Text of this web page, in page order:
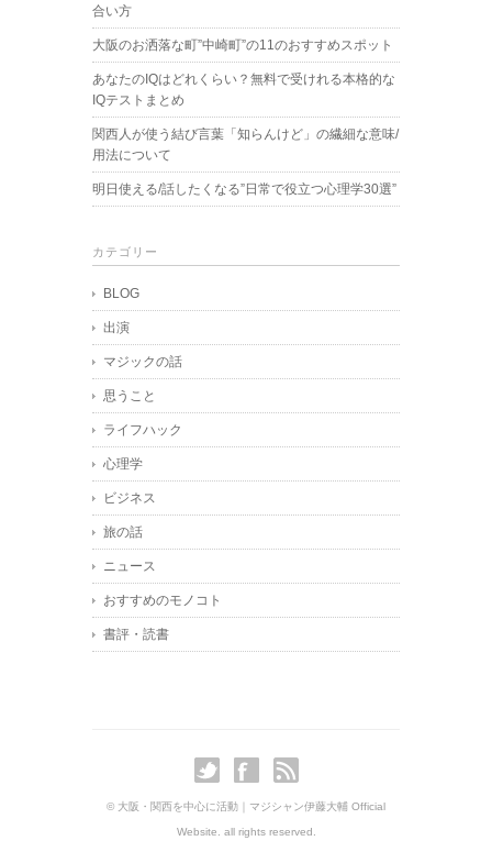
合い方
大阪のお洒落な町”中崎町”の11のおすすめスポット
あなたのIQはどれくらい？無料で受けれる本格的な
IQテストまとめ
関西人が使う結び言葉「知らんけど」の繊細な意味/
用法について
明日使える/話したくなる”日常で役立つ心理学30選”
カテゴリー
BLOG
出演
マジックの話
思うこと
ライフハック
心理学
ビジネス
旅の話
ニュース
おすすめのモノコト
書評・読書
© 大阪・関西を中心に活動｜マジシャン伊藤大輔 Official
Website. all rights reserved.